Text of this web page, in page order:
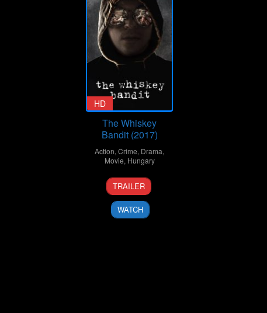
HD
The Whiskey
Bandit (2017)
Action, Crime, Drama,
Movie, Hungary
23
Nov
2017
Nimród
Antal
TRAILER
WATCH